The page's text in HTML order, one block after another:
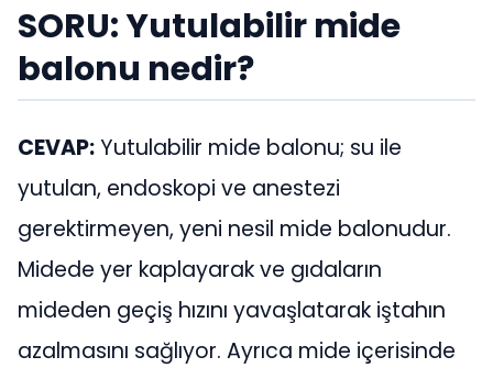
SORU: Yutulabilir mide
balonu nedir?
CEVAP:Yutulabilir mide balonu; su ile
yutulan, endoskopi ve anestezi
gerektirmeyen, yeni nesil mide balonudur.
Midede yer kaplayarak ve gıdaların
mideden geçiş hızını yavaşlatarak iştahın
azalmasını sağlıyor. Ayrıca mide içerisinde